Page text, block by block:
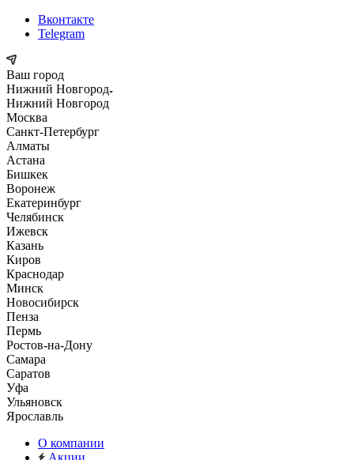
Вконтакте
Telegram
Ваш город
Нижний Новгород
Нижний Новгород
Москва
Санкт-Петербург
Алматы
Астана
Бишкек
Воронеж
Екатеринбург
Челябинск
Ижевск
Казань
Киров
Краснодар
Минск
Новосибирск
Пенза
Пермь
Ростов-на-Дону
Самара
Саратов
Уфа
Ульяновск
Ярославль
О компании
Акции